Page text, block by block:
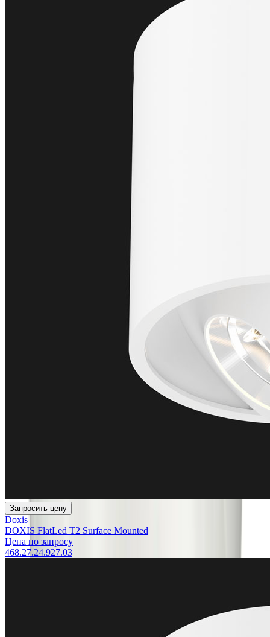
Запросить цену
Doxis
DOXIS FlatLed T2 Surface Mounted
Цена по запросу
468.27.24.927.03